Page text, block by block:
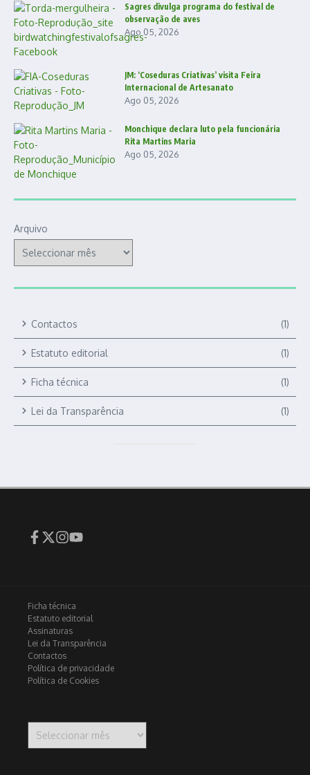
Sagres divulga programa do festival de
observação de aves
Ago 05, 2026
JM: ‘Coseduras Criativas’ visita Feira
Internacional de Artesanato
Ago 05, 2026
Monchique declara luto pela funcionária
Rita Martins Maria
Ago 05, 2026
Arquivo
Contactos (1)
Estatuto editorial (1)
Ficha técnica (1)
Lei da Transparência (1)
Ficha técnica
Estatuto editorial
Assinaturas
Lei da Transparência
Contactos
Política de privacidade
Política de Cookies